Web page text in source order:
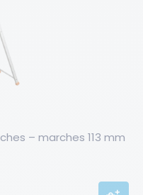
– marches 113 mm